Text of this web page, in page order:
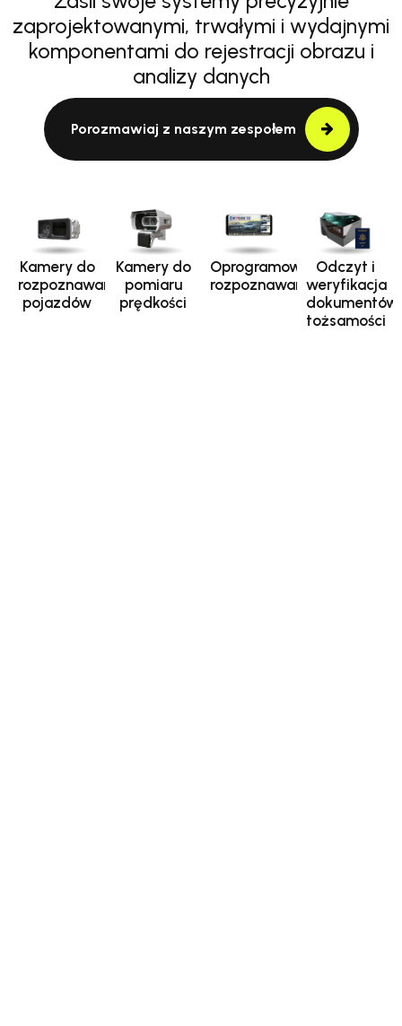
zaprojektowanymi, trwałymi i wydajnymi
komponentami do rejestracji obrazu i
analizy danych
Porozmawiaj z naszym zespołem
Kamery do
rozpoznawania
pojazdów
Kamery do
pomiaru
prędkości
Oprogramowanie
rozpoznawania
Odczyt i
weryfikacja
dokumentów
tożsamości